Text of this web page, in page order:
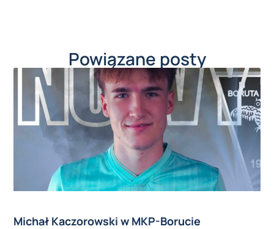
Powiązane posty
Michał Kaczorowski w MKP-Borucie